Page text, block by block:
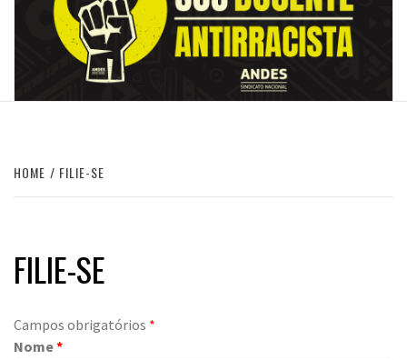
HOME FILIE-SE
FILIE-SE
Campos obrigatórios *
Nome*